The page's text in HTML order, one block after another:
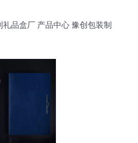
品盒厂 产品中心 豫创包装制